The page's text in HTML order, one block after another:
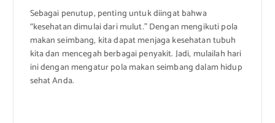
Sebagai penutup, penting untuk diingat bahwa
“kesehatan dimulai dari mulut.” Dengan mengikuti pola
makan seimbang, kita dapat menjaga kesehatan tubuh
kita dan mencegah berbagai penyakit. Jadi, mulailah hari
ini dengan mengatur pola makan seimbang dalam hidup
sehat Anda.